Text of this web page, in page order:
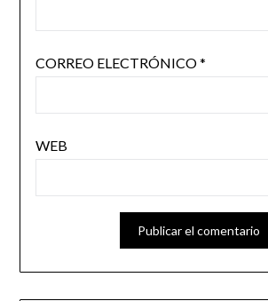
CORREO ELECTRÓNICO*
WEB